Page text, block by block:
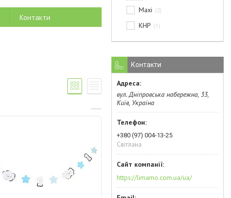
Контакти
Maxi
2
КНР 1
Контакти
вул. Дніпровська набережна, 33,
Київ, Україна
+380 (97) 004-13-25
Світлана
https://limamo.com.ua/ua/